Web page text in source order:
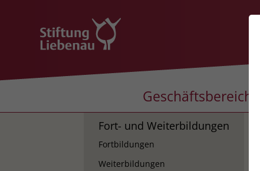
Geschäftsbereiche
Fort- und Weiterbildungen
Fortbildungen
Weiterbildungen